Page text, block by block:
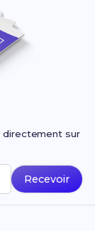
directement sur
Recevoir